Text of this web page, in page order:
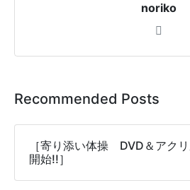
noriko
Recommended Posts
［寄り添い体操 DVD＆アク
開始!!］